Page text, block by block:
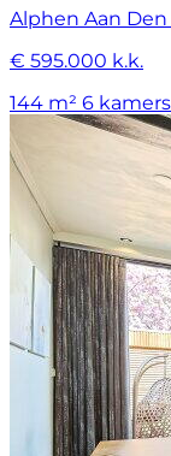
Alphen Aan Den
€ 595.000 k.k.
144 m² 6